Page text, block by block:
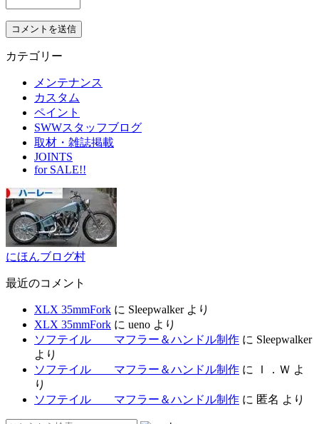
カテゴリー
メンテナンス
カスタム
ペイント
SWWスタッフブログ
取材・雑誌掲載
JOINTS
for SALE!!
にほんブログ村
最近のコメント
XLX 35mmFork に Sleepwalkerより
XLX 35mmFork に ueno より
ソフテイル マフラー＆ハンドル制作 に Sleepwalker
より
ソフテイル マフラー＆ハンドル制作 に Ｉ．Ｗ よ
り
ソフテイル マフラー＆ハンドル制作 に 匿名 より